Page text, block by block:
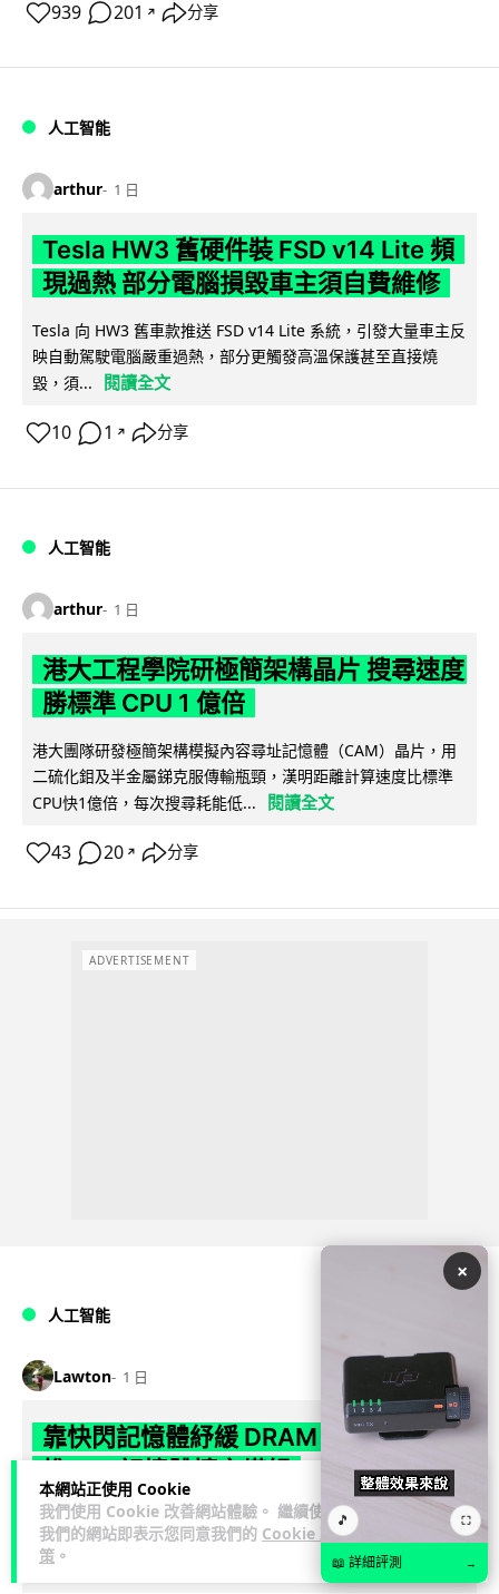
本網站正使用 Cookie
我們使用 Cookie 改善網站體驗。 繼續使用
我們的網站即表示您同意我們的 Cookie 政
策 。
939 201 ↗ 分享
人工智能
arthur 1 日
Tesla HW3 舊硬件裝 FSD v14 Lite 頻
現過熱 部分電腦損毀車主須自費維修
Tesla 向 HW3 舊車款推送 FSD v14 Lite 系統，引發大量車主反
映自動駕駛電腦嚴重過熱，部分更觸發高溫保護甚至直接燒
毀，須...
閱讀全文
10 1 ↗ 分享
人工智能
arthur 1 日
港大工程學院研極簡架構晶片 搜尋速度
勝標準 CPU 1 億倍
港大團隊研發極簡架構模擬內容尋址記憶體（CAM）晶片，用
二硫化鉬及半金屬銻克服傳輸瓶頸，漢明距離計算速度比標準
CPU快1億倍，每次搜尋耗能低...
閱讀全文
43 20 ↗ 分享
ADVERTISEMENT
人工智能
Lawton 1 日
靠快閃記憶體紓緩 DRAM 不足 KIOXIA
KIOXIA 發表全新記憶體擴充模組 XL1 系列，結合低延遲快閃記
憶體 XL-FLASH 與 CXL 介面，將快閃記憶體轉化為記憶體擴充
方...
×
🎵 ⛶
📖 詳細評測 →